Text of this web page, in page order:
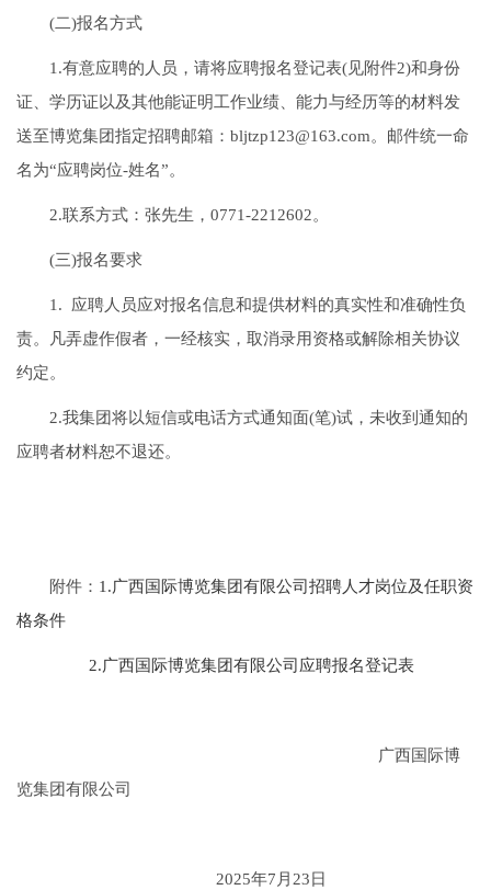
(二)报名方式
1.有意应聘的人员，请将应聘报名登记表(见附件2)和身份
证、学历证以及其他能证明工作业绩、能力与经历等的材料发
送至博览集团指定招聘邮箱：bljtzp123@163.com。邮件统一命
名为“应聘岗位-姓名”。
2.联系方式：张先生，0771-2212602。
(三)报名要求
1. 应聘人员应对报名信息和提供材料的真实性和准确性负
责。凡弄虚作假者，一经核实，取消录用资格或解除相关协议
约定。
2.我集团将以短信或电话方式通知面(笔)试，未收到通知的
应聘者材料恕不退还。
附件： 1.广西国际博览集团有限公司招聘人才岗位及任职资
格条件
2.广西国际博览集团有限公司应聘报名登记表
广西国际博
览集团有限公司
2025年7月23日